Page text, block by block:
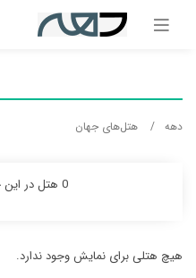
دهه هتل‌های جهان
0 هتل در این جستجو پیدا شد
هیچ هتلی برای نمایش وجود ندارد.